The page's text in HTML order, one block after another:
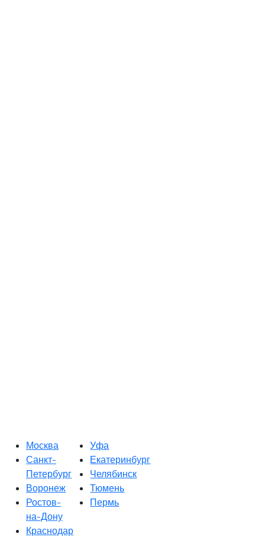
Москва
Санкт-
Петербург
Воронеж
Ростов-
на-Дону
Краснодар
Уфа
Екатеринбург
Челябинск
Тюмень
Пермь